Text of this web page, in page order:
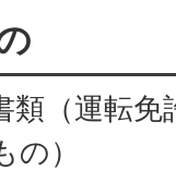
類（運転
）